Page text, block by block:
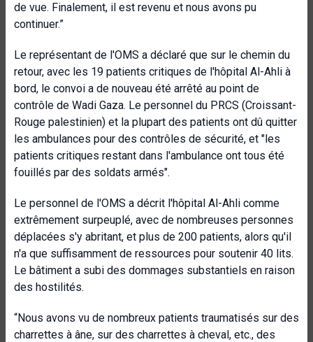
de vue. Finalement, il est revenu et nous avons pu
continuer.”
Le représentant de l'OMS a déclaré que sur le chemin du
retour, avec les 19 patients critiques de l'hôpital Al-Ahli à
bord, le convoi a de nouveau été arrêté au point de
contrôle de Wadi Gaza. Le personnel du PRCS (Croissant-
Rouge palestinien) et la plupart des patients ont dû quitter
les ambulances pour des contrôles de sécurité, et "les
patients critiques restant dans l'ambulance ont tous été
fouillés par des soldats armés".
Le personnel de l'OMS a décrit l'hôpital Al-Ahli comme
extrêmement surpeuplé, avec de nombreuses personnes
déplacées s'y abritant, et plus de 200 patients, alors qu'il
n'a que suffisamment de ressources pour soutenir 40 lits.
Le bâtiment a subi des dommages substantiels en raison
des hostilités.
“Nous avons vu de nombreux patients traumatisés sur des
charrettes à âne, sur des charrettes à cheval, etc., des